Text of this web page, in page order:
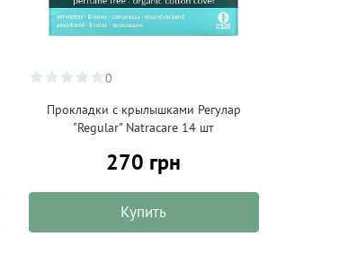
0
Прокладки с крылышками Регулар
"Regular" Natracare 14 шт
270 грн
Купить